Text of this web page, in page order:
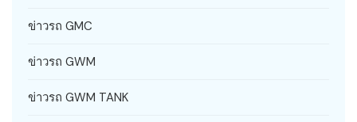
ข่าวรถ GMC
ข่าวรถ GWM
ข่าวรถ GWM TANK